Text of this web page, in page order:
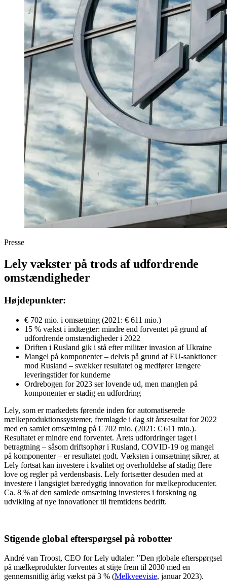
Presse
Lely vækster på trods af udfordrende
omstændigheder
Højdepunkter:
€ 702 mio. i omsætning (2021: € 611 mio.)
15 % vækst i indtægter: mindre end forventet på grund af
udfordrende omstændigheder i 2022
Driften i Rusland gik i stå efter militær invasion af Ukraine
Mangel på komponenter – delvis på grund af EU-sanktioner
mod Rusland – svækker resultatet og medfører længere
leveringstider for kunderne
Ordrebogen for 2023 ser lovende ud, men manglen på
komponenter er stadig en udfordring
Lely, som er markedets førende inden for automatiserede
mælkeproduktionssystemer, fremlagde i dag sit årsresultat for 2022
med en samlet omsætning på € 702 mio. (2021: € 611 mio.).
Resultatet er mindre end forventet. Årets udfordringer taget i
betragtning – såsom driftsophør i Rusland, COVID-19 og mangel
på komponenter – er resultatet godt. Væksten i omsætning sikrer, at
Lely fortsat kan investere i kvalitet og overholdelse af stadig flere
love og regler på verdensbasis. Lely fortsætter desuden med at
investere i langsigtet bæredygtig innovation for mælkeproducenter.
Ca. 8 % af den samlede omsætning investeres i forskning og
udvikling af nye innovationer til fremtidens bedrift.
Stigende global efterspørgsel på robotter
André van Troost, CEO for Lely udtaler: "Den globale efterspørgsel
på mælkeprodukter forventes at stige frem til 2030 med en
gennemsnitlig årlig vækst på 3 % (Melkveevisie, januar 2023).